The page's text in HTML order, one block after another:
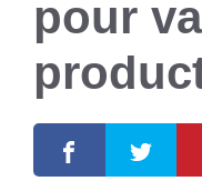
pour